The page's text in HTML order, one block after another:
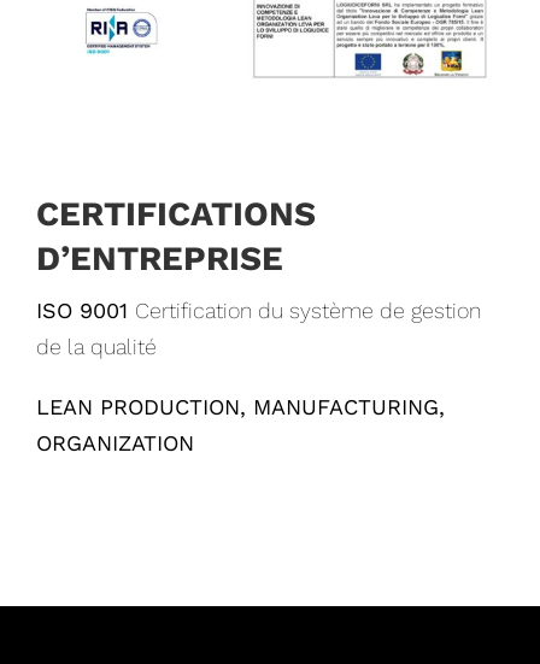
CERTIFICATIONS
D’ENTREPRISE
ISO 9001 Certification du système de gestion
de la qualité
LEAN PRODUCTION, MANUFACTURING,
ORGANIZATION